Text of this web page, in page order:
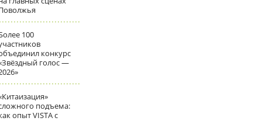
100
конкурс
голос —
подъема:
опыт VISTA с